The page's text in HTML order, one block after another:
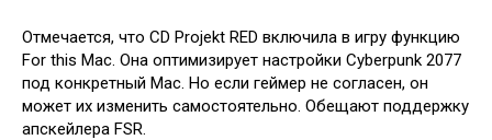
Отмечается, что CD Projekt RED включила в игру функцию
For this Mac. Она оптимизирует настройки Cyberpunk 2077
под конкретный Mac. Но если геймер не согласен, он
может их изменить самостоятельно. Обещают поддержку
апскейлера FSR.